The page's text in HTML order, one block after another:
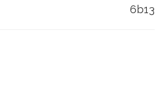
6b13